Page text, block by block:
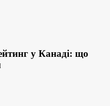
у Канаді: що